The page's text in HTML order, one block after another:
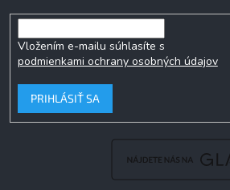
Vložením e-mailu súhlasíte s
podmienkami ochrany osobných údajov
PRIHLÁSIŤ SA